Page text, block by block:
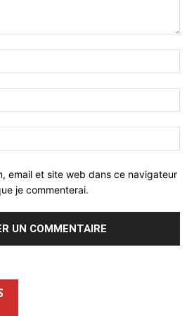
email et site web dans ce navigateur
je commenterai.